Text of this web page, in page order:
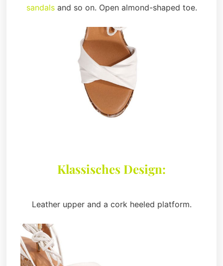
sandalsand so on. Open almond-shaped toe.
Klassisches Design:
Leather upper and a cork heeled platform.